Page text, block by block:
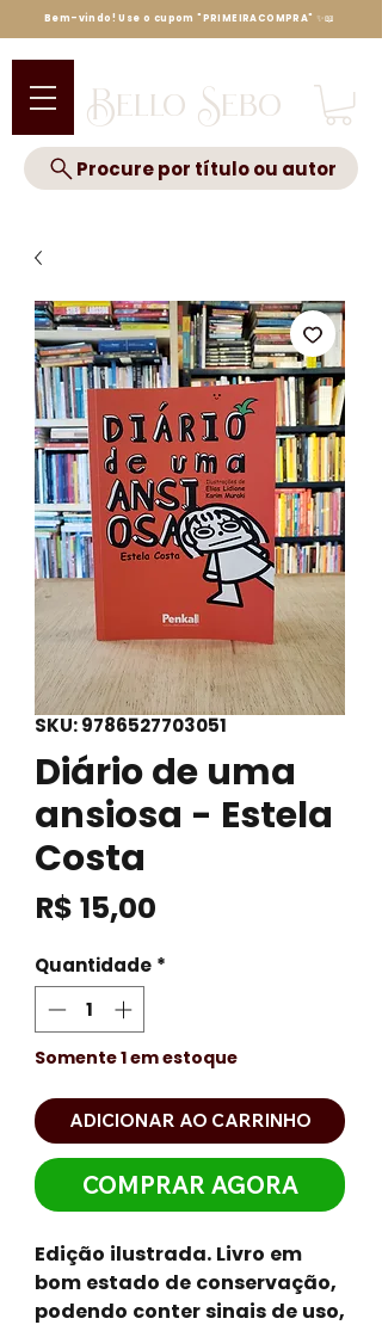
Bello Sebo
Procure por título ou autor
Bem-vindo! Use o cupom "PRIMEIRACOMPRA" ✨📖
SKU: 9786527703051
Diário de uma
ansiosa - Estela
Costa
R$ 15,00
Quantidade *
Somente 1 em estoque
ADICIONAR AO CARRINHO
COMPRAR AGORA
Edição ilustrada. Livro em
bom estado de conservação,
podendo conter sinais de uso,